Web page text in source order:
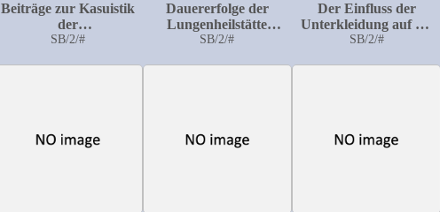
Beiträge zur Kasuistik
der
Streptokokkeninfektion
SB/2/#
Dauererfolge der
Lungenheilstätte
Kottbus bei Kolkwitz
Landesversicherungsanstalt
SB/2/#
Der Einfluss der
Unterkleidung auf die
Wärmeregulation,
SB/2/#